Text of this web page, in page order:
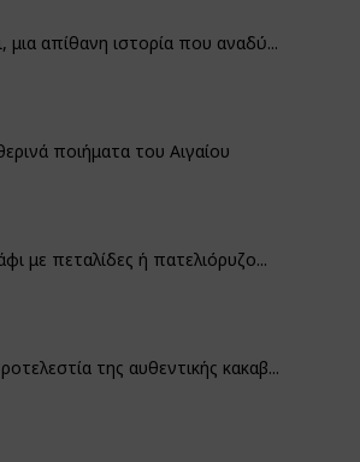
μια απίθανη ιστορία που αναδύ...
ποιήματα του Αιγαίου
με πεταλίδες ή πατελιόρυζο...
της αυθεντικής κακαβ...